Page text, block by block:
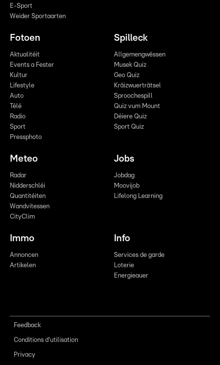
E-Sport
Weider Sportaarten
Fotoen
Aktualitéit
Events a Fester
Kultur
Lifestyle
Auto
Télé
Radio
Sport
Pressphoto
Spilleck
Allgemengwëssen
Musek Quiz
Geo Quiz
Kräizwuerträtsel
Sproochespill
Quiz vum Mount
Déiere Quiz
Sport Quiz
Meteo
Radar
Nidderschléi
Quantitéiten
Wandvitessen
CityClim
Jobs
Jobdag
Moovijob
Lifelong Learning
Immo
Annoncen
Artikelen
Info
Services de garde
Loterie
Energieauer
Feedback
Conditions d'utilisation
Privacy